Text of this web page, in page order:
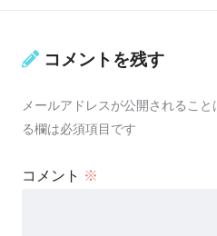
コメントを残す
メールアドレスが公開されること
る欄は必須項目です
コメント ※